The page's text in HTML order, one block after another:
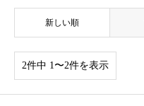
新しい順
2件中 1〜2件を表示